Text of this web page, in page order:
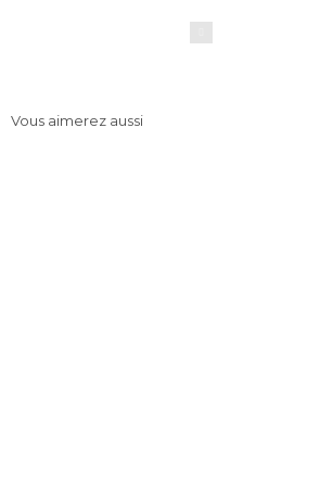
Vous aimerez aussi